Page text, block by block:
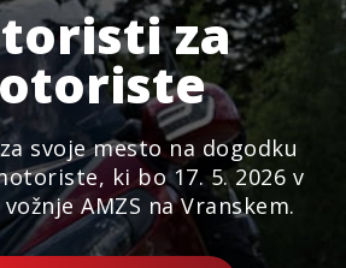
za
svoje mesto na dogodku
ki bo 17. 5. 2026 v
AMZS na Vranskem.